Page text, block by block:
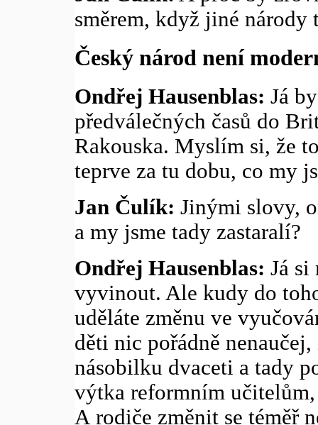
směrem, když jiné národy
Český národ není
Ondřej Hausenblas: Já
předválečných časů do
Rakouska. Myslím si, že
teprve za tu dobu, co my
Jan Čulík: Jinými slovy,
a my jsme tady zastaralí?
Ondřej Hausenblas: Já si
vyvinout. Ale kudy do
uděláte změnu ve
děti nic pořádně
násobilku dvaceti a tady
výtka reformním
A rodiče změnit se téměř